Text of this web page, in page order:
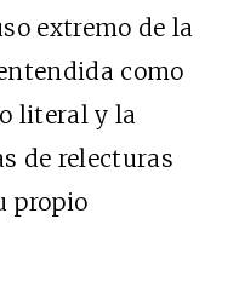
extremo de la
como
literal y la
de relecturas
propio